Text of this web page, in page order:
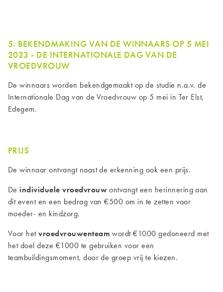
5. BEKENDMAKING VAN DE WINNAARS OP 5 MEI
2023 - DE INTERNATIONALE DAG VAN DE
VROEDVROUW
De winnaars worden bekendgemaakt op de studie n.a.v. de
Internationale Dag van de Vroedvrouw op 5 mei in Ter Elst,
Edegem.
PRIJS
De winnaar ontvangt naast de erkenning ook een prijs.
De individuele vroedvrouwontvangt een herinnering aan
dit event en een bedrag van €500 om in te zetten voor
moeder- en kindzorg.
Voor hetvroedvrouwenteam wordt €1000 gedoneerd met
het doel deze €1000 te gebruiken voor een
teambuildingsmoment, door de groep vrij te kiezen.